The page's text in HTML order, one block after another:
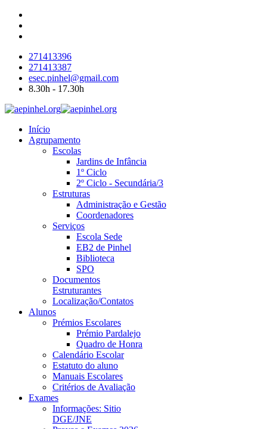
271413396
271413387
esec.pinhel@gmail.com
8.30h - 17.30h
Início
Agrupamento
Escolas
Jardins de Infância
1º Ciclo
2º Ciclo - Secundária/3
Estruturas
Administração e Gestão
Coordenadores
Serviços
Escola Sede
EB2 de Pinhel
Biblioteca
SPO
Documentos
Estruturantes
Localização/Contatos
Alunos
Prémios Escolares
Prémio Pardalejo
Quadro de Honra
Calendário Escolar
Estatuto do aluno
Manuais Escolares
Critérios de Avaliação
Exames
Informações: Sitio
DGE/JNE